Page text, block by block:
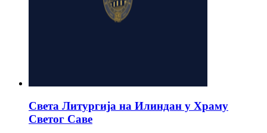
Света Литургија на Илиндан у Храму
Светог Саве